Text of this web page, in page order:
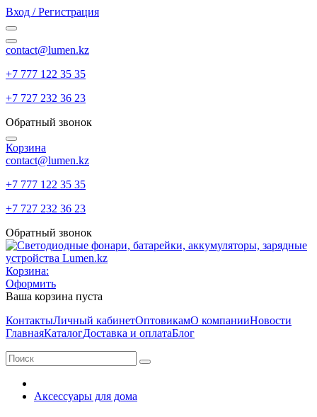
Вход / Регистрация
contact@lumen.kz
+7 777 122 35 35
+7 727 232 36 23
Обратный звонок
Корзина
contact@lumen.kz
+7 777 122 35 35
+7 727 232 36 23
Обратный звонок
Корзина:
Оформить
Ваша корзина пуста
КонтактыЛичный кабинетОптовикамО компанииНовости
ГлавнаяКаталогДоставка и оплатаБлог
Аксессуары для дома